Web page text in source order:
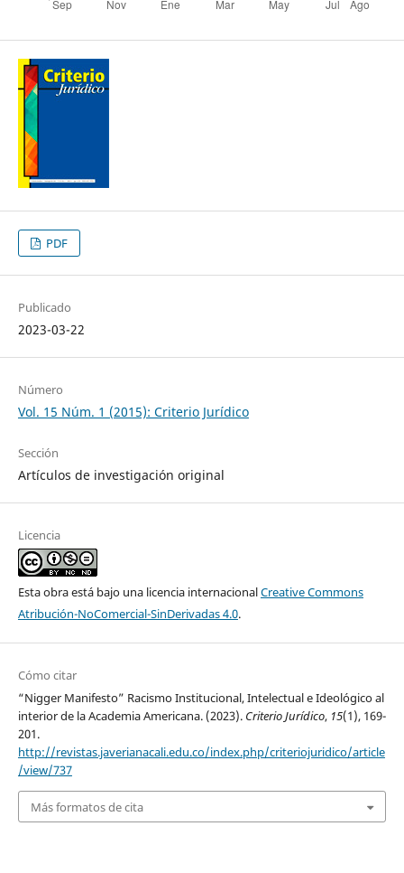
PDF
Publicado
2023-03-22
Número
Vol. 15 Núm. 1 (2015): Criterio Jurídico
Sección
Artículos de investigación original
Licencia
Esta obra está bajo una licencia internacionalCreative Commons
Atribución-NoComercial-SinDerivadas 4.0.
Cómo citar
“Nigger Manifesto” Racismo Institucional, Intelectual e Ideológico al
interior de la Academia Americana. (2023). Criterio Jurídico, 15(1), 169-
201.
http://revistas.javerianacali.edu.co/index.php/criteriojuridico/article
/view/737
Más formatos de cita